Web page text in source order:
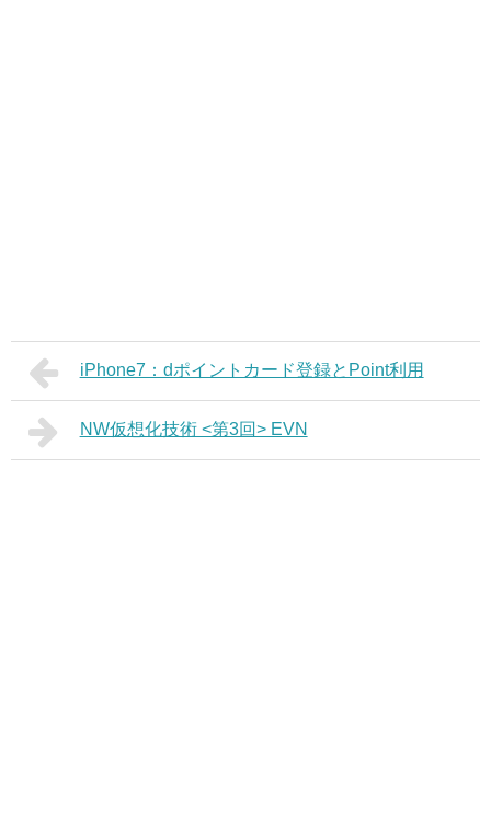
iPhone7：dポイントカード登録とPoint利用
NW仮想化技術 <第3回> EVN